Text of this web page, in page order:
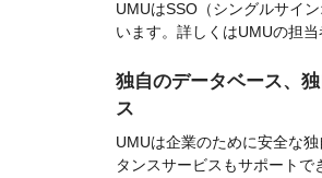
UMUはSSO（シングルサイ
います。詳しくはUMUの担当
独自のデータベース、
ス
UMUは企業のために安全な
タンスサービスもサポート